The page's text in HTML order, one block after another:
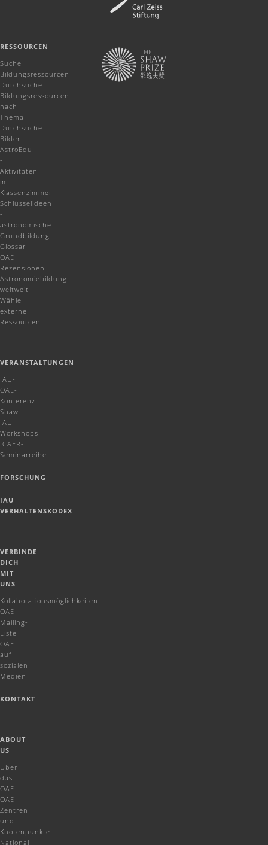
RESSOURCEN
Suche
Bildungsressourcen
Durchsuche
Bildungsressourcen
nach
Thema
Durchsuche
Bilder
AstroEdu
-
Aktivitäten
im
Klassenzimmer
Schlüsselideen
-
astronomische
Grundbildung
Glossar
OAE
Rezensionen
Astronomiebildung
weltweit
Wähle
externe
Ressourcen
VERANSTALTUNGEN
IAU-
OAE-
Konferenz
Shaw-
IAU
Workshops
ICAER-
Seminarreihe
FORSCHUNG
IAU
VERHALTENSKODEX
VERBINDE
DICH
MIT
UNS
Kollaborationsmöglichkeiten
OAE
Mailing-
Liste
OAE
auf
sozialen
Medien
KONTAKT
ABOUT
US
Über
das
OAE
OAE
Zentren
und
Knotenpunkte
National